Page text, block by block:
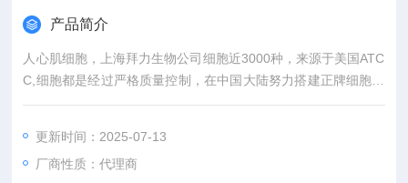
产品简介
人心肌细胞，上海拜力生物公司细胞近3000种，来源于美国ATC
C,细胞都是经过严格质量控制，在中国大陆努力搭建正牌细胞与
国内广大科研人员之间的沟通桥梁。外，还有更多相关实验产
更新时间：2025-07-13
厂商性质：代理商